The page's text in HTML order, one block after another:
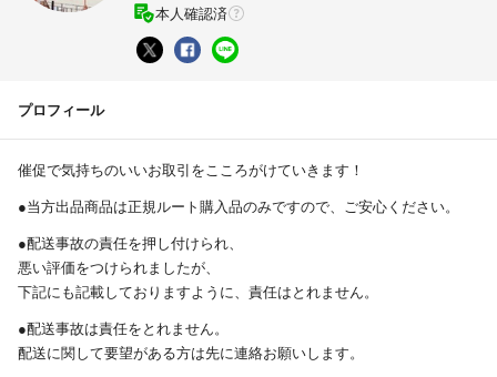
本人確認済
プロフィール
催促で気持ちのいいお取引をこころがけていきます！
●当方出品商品は正規ルート購入品のみですので、ご安心ください。
●配送事故の責任を押し付けられ、
悪い評価をつけられましたが、
下記にも記載しておりますように、責任はとれません。
●配送事故は責任をとれません。
配送に関して要望がある方は先に連絡お願いします。